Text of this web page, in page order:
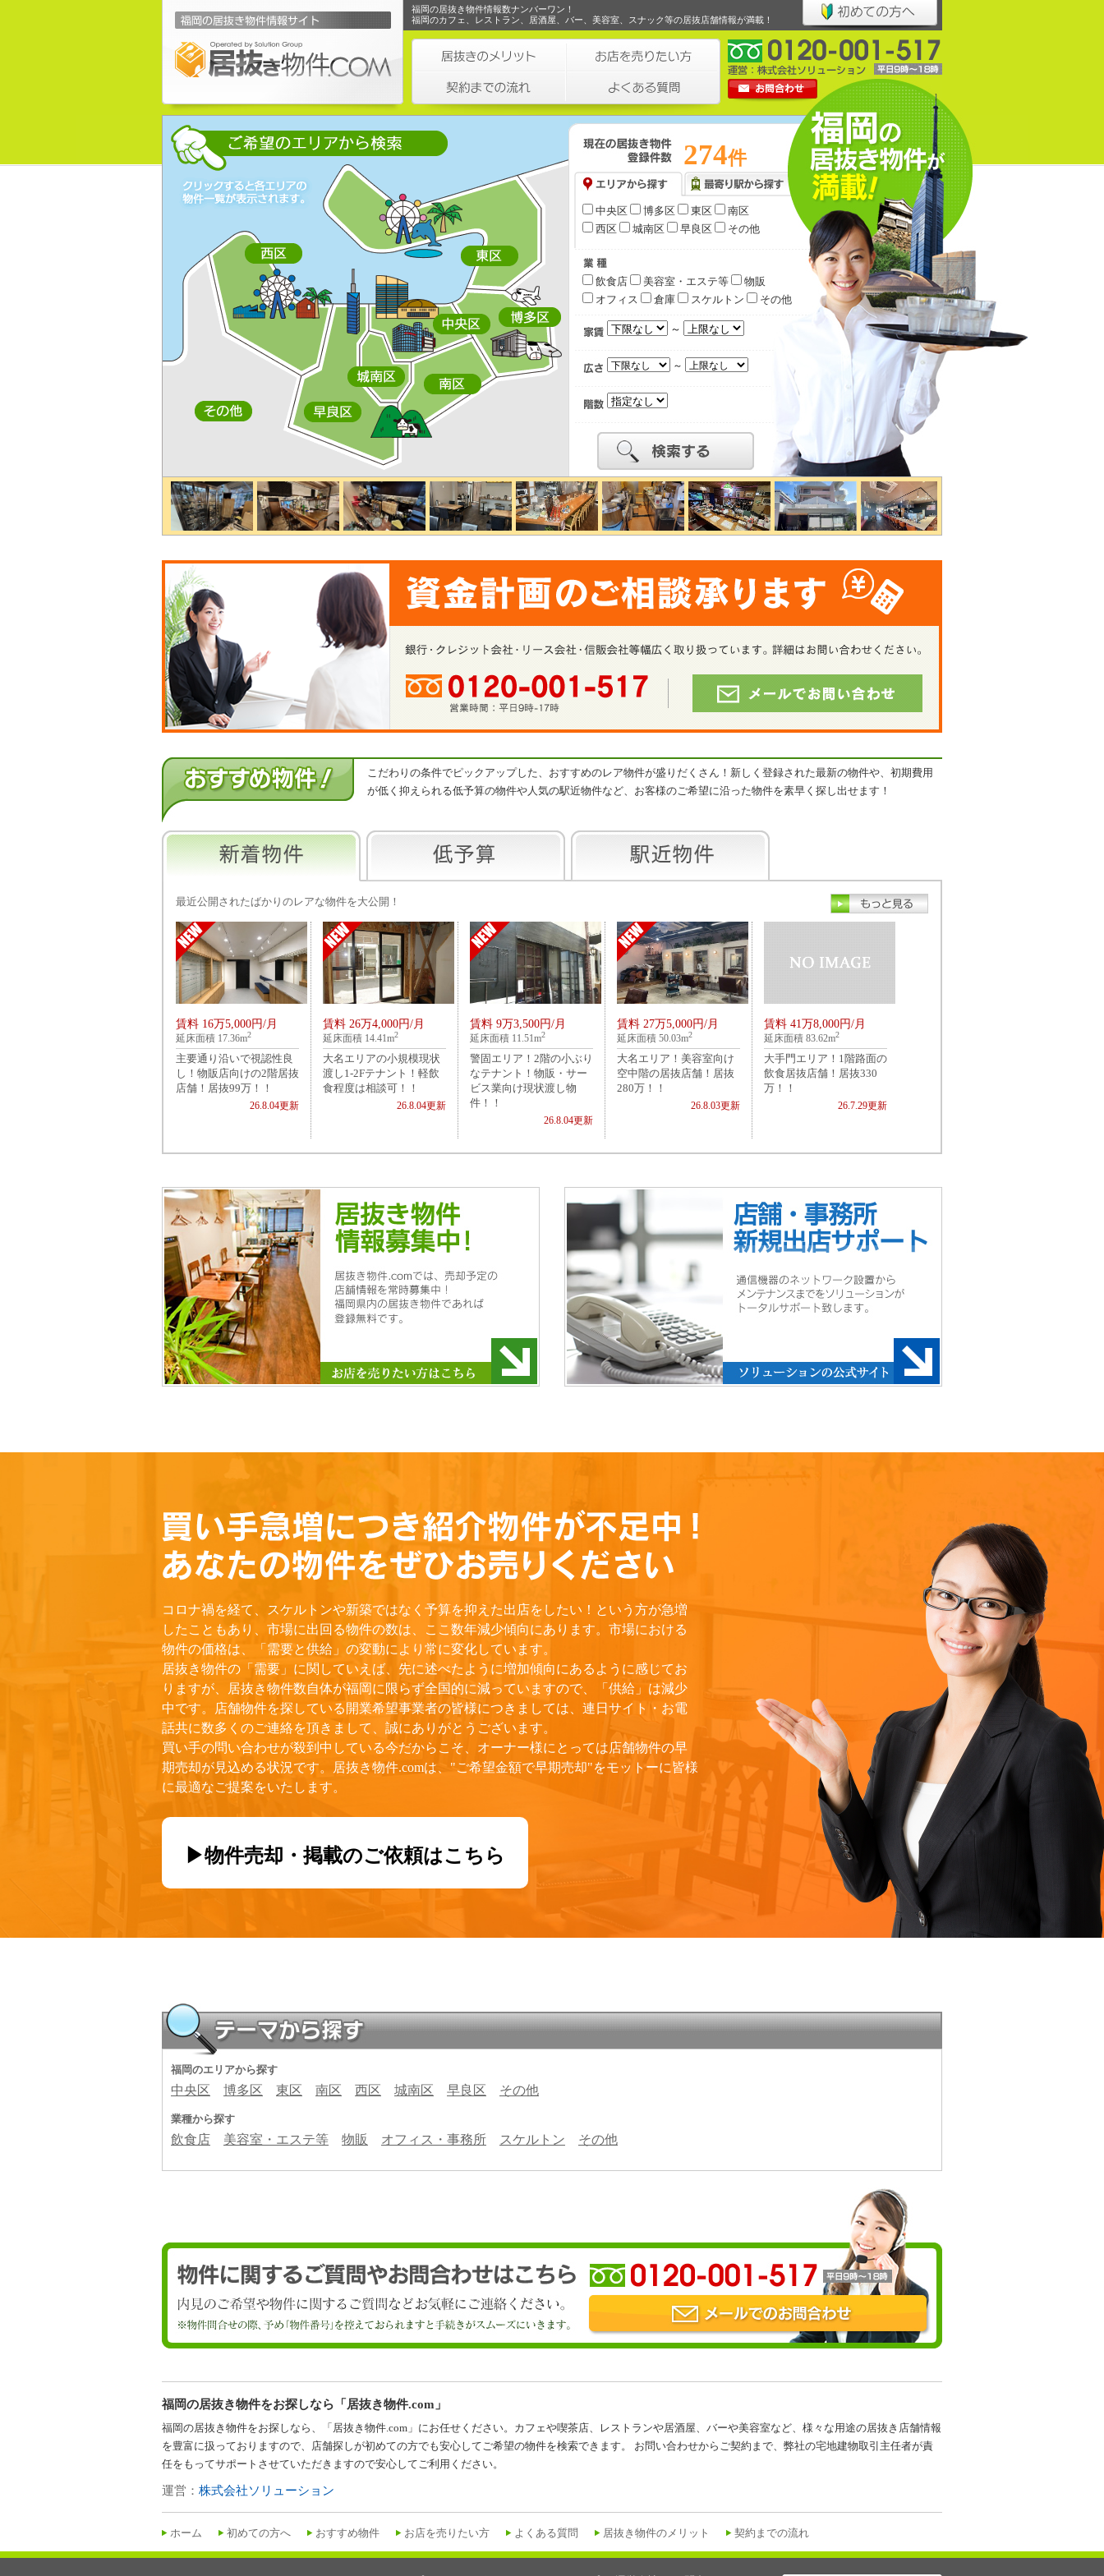
福岡の居抜き物件情報数ナンバーワン！
福岡のカフェ、レストラン、居酒屋、バー、美容室、スナック等の居抜店舗情報が満載！
274件
中央区 博多区 東区
南区
西区
城南区 早良区 その他
飲食店 美容室・エステ等
物販
オフィス
倉庫 スケルトン その他
～
～
こだわりの条件でピックアップした、おすすめのレア物件が盛りだくさん！新しく登録された最新の物件や、初期費用
が低く抑えられる低予算の物件や人気の駅近物件など、お客様のご希望に沿った物件を素早く探し出せます！
最近公開されたばかりのレアな物件を大公開！
賃料 16万5,000円/月
延床面積 17.36m2
主要通り沿いで視認性良
し！物販店向けの2階居抜
店舗！居抜99万！！
26.8.04更新
賃料 26万4,000円/月
延床面積 14.41m2
大名エリアの小規模現状
渡し1-2Fテナント！軽飲
食程度は相談可！！
26.8.04更新
賃料 9万3,500円/月
延床面積 11.51m2
警固エリア！2階の小ぶり
なテナント！物販・サー
ビス業向け現状渡し物
件！！
26.8.04更新
賃料 27万5,000円/月
延床面積 50.03m2
大名エリア！美容室向け
空中階の居抜店舗！居抜
280万！！
26.8.03更新
賃料 41万8,000円/月
延床面積 83.62m2
大手門エリア！1階路面の
飲食居抜店舗！居抜330
万！！
26.7.29更新
コロナ禍を経て、スケルトンや新築ではなく予算を抑えた出店をしたい！という方が急増
したこともあり、市場に出回る物件の数は、ここ数年減少傾向にあります。市場における
物件の価格は、「需要と供給」の変動により常に変化しています。
居抜き物件の「需要」に関していえば、先に述べたように増加傾向にあるように感じてお
りますが、居抜き物件数自体が福岡に限らず全国的に減っていますので、「供給」は減少
中です。店舗物件を探している開業希望事業者の皆様につきましては、連日サイト・お電
話共に数多くのご連絡を頂きまして、誠にありがとうございます。
買い手の問い合わせが殺到中している今だからこそ、オーナー様にとっては店舗物件の早
期売却が見込める状況です。居抜き物件.comは、"ご希望金額で早期売却"をモットーに皆様
に最適なご提案をいたします。
▶物件売却・掲載のご依頼はこちら
福岡のエリアから探す
中央区 博多区 東区 南区 西区 城南区 早良区 その他
業種から探す
飲食店 美容室・エステ等 物販 オフィス・事務所 スケルトン その他
福岡の居抜き物件をお探しなら 「居抜き物件.com」
福岡の居抜き物件をお探しなら、「居抜き物件.com」にお任せください。カフェや喫茶店、レストランや居酒屋、バーや美容室など、様々な用途の居抜き店舗情報
を豊富に扱っておりますので、店舗探しが初めての方でも安心してご希望の物件を検索できます。 お問い合わせからご契約まで、弊社の宅地建物取引主任者が責
任をもってサポートさせていただきますので安心してご利用ください。
運営： 株式会社ソリューション
ホーム 初めての方へ おすすめ物件 お店を売りたい方 よくある質問 居抜き物件のメリット 契約までの流れ